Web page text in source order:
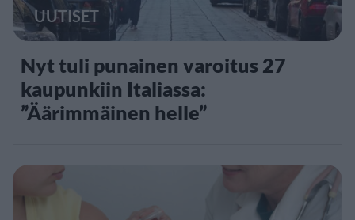
UUTISET
Nyt tuli punainen varoitus 27
kaupunkiin Italiassa:
”Äärimmäinen helle”